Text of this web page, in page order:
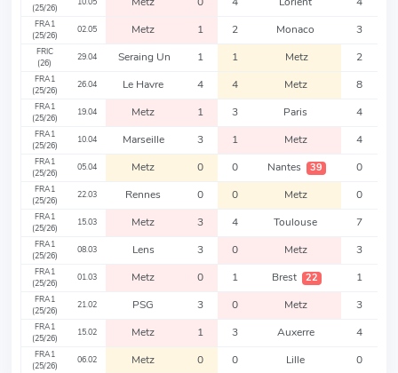
(25/26)
FRA1
(25/26)
02.05 Metz 1 2 Monaco 3
FRIC
(26)
29.04 Seraing Un 1 1 Metz 2
FRA1
(25/26)
26.04 Le Havre 4 4 Metz 8
FRA1
(25/26)
19.04 Metz 1 3 Paris 4
FRA1
(25/26)
10.04 Marseille 3 1 Metz 4
FRA1
(25/26)
05.04 Metz 0 0 Nantes 39 0
FRA1
(25/26)
22.03 Rennes 0 0 Metz 0
FRA1
(25/26)
15.03 Metz 3 4 Toulouse 7
FRA1
(25/26)
08.03 Lens 3 0 Metz 3
FRA1
(25/26)
01.03 Metz 0 1 Brest 22 1
FRA1
(25/26)
21.02 PSG 3 0 Metz 3
FRA1
(25/26)
15.02 Metz 1 3 Auxerre 4
FRA1
(25/26)
06.02 Metz 0 0 Lille 0